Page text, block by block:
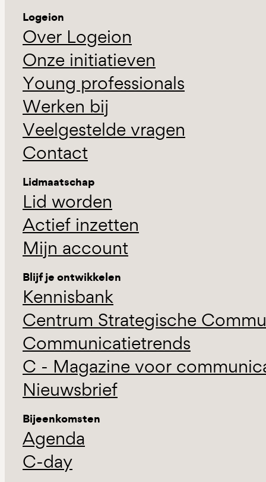
Logeion
Over Logeion
Onze initiatieven
Young professionals
Werken bij
Veelgestelde vragen
Contact
Lidmaatschap
Lid worden
Actief inzetten
Mijn account
Blijf je ontwikkelen
Kennisbank
Centrum Strategische
Communicatietrends
C - Magazine voor
Nieuwsbrief
Bijeenkomsten
Agenda
C-day